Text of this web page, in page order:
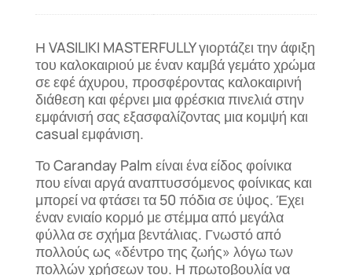
Η VASILIKI MASTERFULLY γιορτάζει την άφιξη
του καλοκαιριού με έναν καμβά γεμάτο χρώμα
σε εφέ άχυρου, προσφέροντας καλοκαιρινή
διάθεση και φέρνει μια φρέσκια πινελιά στην
εμφάνισή σας εξασφαλίζοντας μια κομψή και
casual εμφάνιση.
Το Caranday Palm είναι ένα είδος φοίνικα
που είναι αργά αναπτυσσόμενος φοίνικας και
μπορεί να φτάσει τα 50 πόδια σε ύψος. Έχει
έναν ενιαίο κορμό με στέμμα από μεγάλα
φύλλα σε σχήμα βεντάλιας. Γνωστό από
πολλούς ως «δέντρο της ζωής» λόγω των
πολλών χρήσεων του. Η πρωτοβουλία να